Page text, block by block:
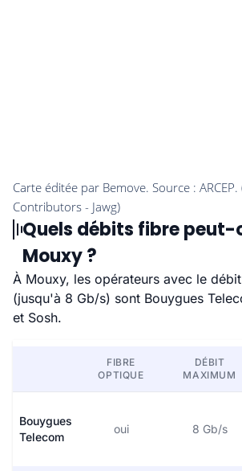
Quels débits fibre peut-
Mouxy ?
À Mouxy, les opérateurs avec le
(jusqu'à 8 Gb/s) sont Bouygues
et Sosh.
FIBRE
OPTIQUE
DÉBIT
MAXIMUM
Bouygues
Telecom
oui 8 Gb/s